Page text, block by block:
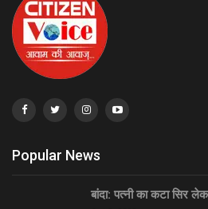
Popular News
बांदा: पत्नी का कटा सिर